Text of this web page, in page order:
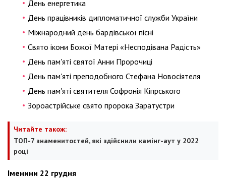
День енергетика
День працівників дипломатичної служби України
Міжнародний день бардівської пісні
Свято ікони Божої Матері «Несподівана Радість»
День пам'яті святої Анни Пророчиці
День пам'яті преподобного Стефана Новосіятеля
День пам'яті святителя Софронія Кіпрського
Зороастрійське свято пророка Заратустри
Читайте також:
ТОП-7 знаменитостей, які здійснили камінг-аут у 2022
році
Іменини 22 грудня